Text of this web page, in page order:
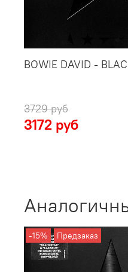
BOWIE DAVID -
3729 руб
3172 руб
-15% Предзаказ